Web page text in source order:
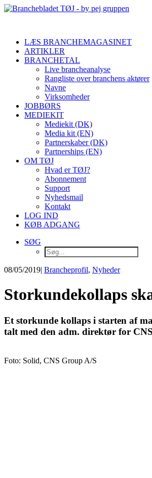
LÆS BRANCHEMAGASINET
ARTIKLER
BRANCHETAL
Live brancheanalyse
Rangliste over branchens aktører
Navne
Virksomheder
JOBBØRS
MEDIEKIT
Mediekit (DK)
Media kit (EN)
Partnerskaber (DK)
Partnerships (EN)
OM TØJ
Hvad er TØJ?
Abonnement
Support
Nyhedsmail
Kontakt
LOG IND
KØB ADGANG
SØG
08/05/2019| Brancheprofil, Nyheder
Storkundekollaps
Et storkunde kollaps i starten af
talt med den adm. direktør for
Foto: Solid, CNS Group A/S